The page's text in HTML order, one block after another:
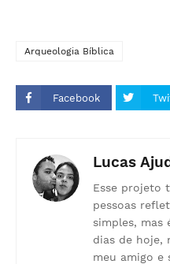
Arqueologia Bíblica
Facebook
Lucas
Esse projeto
pessoas
simples, mas
dias de hoje,
meu amigo e